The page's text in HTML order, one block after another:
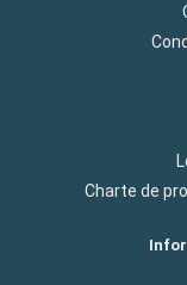
Charte de